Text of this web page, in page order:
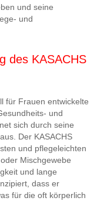
und seine
und
des KASACHS
für Frauen entwickelte
und
sich durch seine
Der KASACHS
und pflegeleichten
Mischgewebe
und lange
dass er
für die oft körperlich